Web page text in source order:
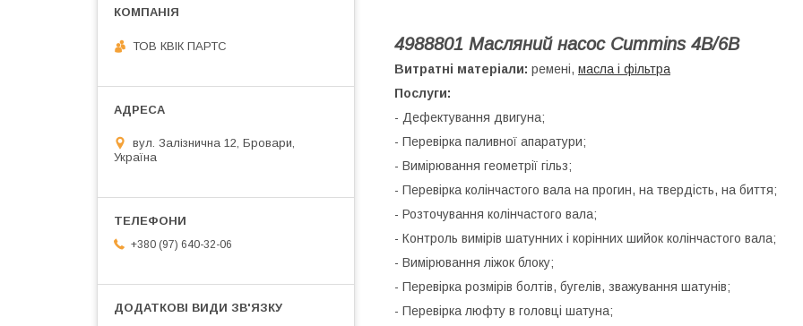
4988801 Масляний насос Cummins 4B/6B
Витратні матеріали: ремені, масла і фільтра
Послуги:
- Дефектування двигуна;
- Перевірка паливної апаратури;
- Вимірювання геометрії гільз;
- Перевірка колінчастого вала на прогин, на твердість, на биття;
- Розточування колінчастого вала;
- Контроль вимірів шатунних і корінних шийок колінчастого вала;
- Вимірювання ліжок блоку;
- Перевірка розмірів болтів, бугелів, зважування шатунів;
- Перевірка люфту в головці шатуна;
ТОВ КВІК ПАРТС
вул. Залізнична 12, Бровари,
Україна
+380 (97) 640-32-06